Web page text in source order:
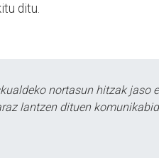
ditu.
nortasun hitzak jaso
lantzen dituen